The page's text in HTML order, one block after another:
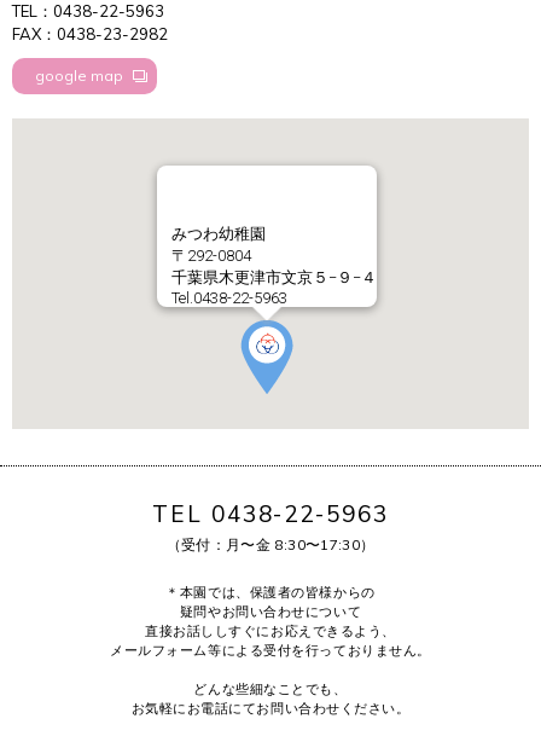
TEL：0438-22-5963
FAX：0438-23-2982
google map
みつわ幼稚園
〒292-0804
千葉県木更津市文京５−９−４
Tel.0438-22-5963
TEL 0438-22-5963
（受付：月〜金 8:30〜17:30）
＊本園では、保護者の皆様からの
疑問やお問い合わせについて
直接お話ししすぐにお応えできるよう、
メールフォーム等による受付を行っておりません。
どんな些細なことでも、
お気軽にお電話にてお問い合わせください。